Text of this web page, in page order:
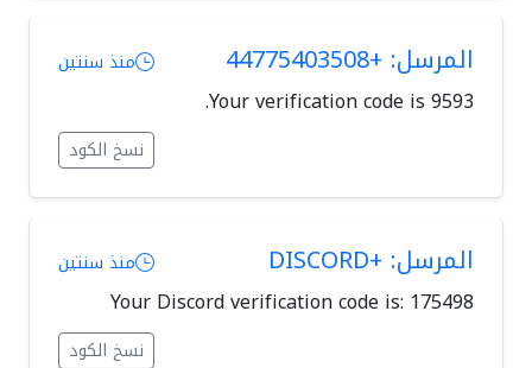
المرسل: +44775403508 منذ سنتين
Your verification code is 9593.
نسخ الكود
المرسل: +DISCORD منذ سنتين
Your Discord verification code is: 175498
نسخ الكود